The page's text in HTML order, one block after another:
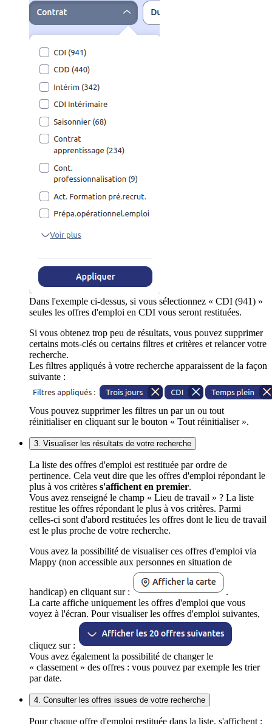
Dans l'exemple ci-dessus, si vous sélectionnez « CDI (941) »
seules les offres d'emploi en CDI vous seront restituées.
Si vous obtenez trop peu de résultats, vous pouvez supprimer
certains mots-clés ou certains filtres et critères et relancer votre
recherche.
Les filtres appliqués à votre recherche apparaissent de la façon
suivante :
Vous pouvez supprimer les filtres un par un ou tout
réinitialiser en cliquant sur le bouton « Tout réinitialiser ».
3. Visualiser les résultats de votre recherche
La liste des offres d'emploi est restituée par ordre de
pertinence. Cela veut dire que les offres d'emploi répondant le
plus à vos critères s'affichent en premier.
Vous avez renseigné le champ « Lieu de travail » ? La liste
restitue les offres répondant le plus à vos critères. Parmi
celles-ci sont d'abord restituées les offres dont le lieu de travail
est le plus proche de votre recherche.
Vous avez la possibilité de visualiser ces offres d'emploi via
Mappy (non accessible aux personnes en situation de
handicap) en cliquant sur :
.
La carte affiche uniquement les offres d'emploi que vous
voyez à l'écran. Pour visualiser les offres d'emploi suivantes,
cliquez sur :
Vous avez également la possibilité de changer le
« classement » des offres : vous pouvez par exemple les trier
par date.
4. Consulter les offres issues de votre recherche
Pour chaque offre d'emploi restituée dans la liste, s'affichent :